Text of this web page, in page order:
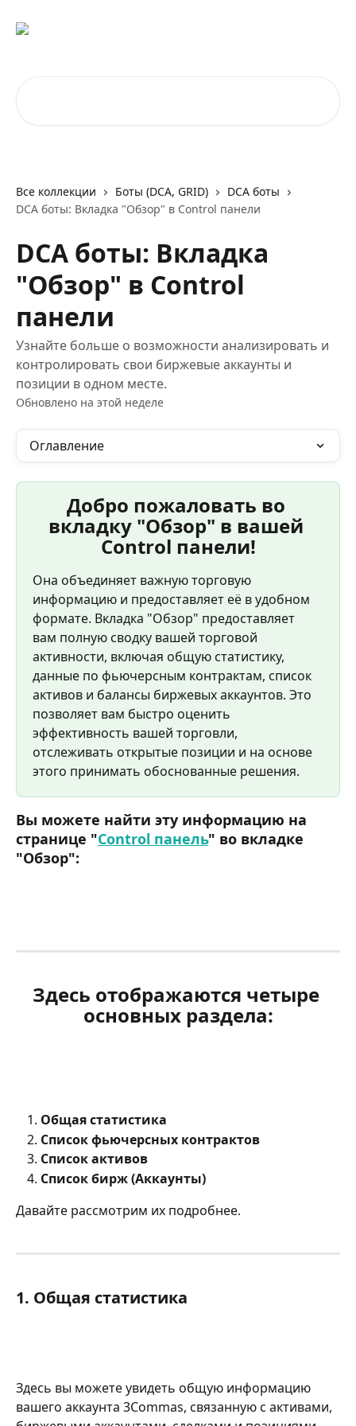
Все коллекции Боты (DCA, GRID)
DCA боты
DCA боты: Вкладка "Обзор" в Control панели
DCA боты: Вкладка
"Обзор" в Control
панели
Узнайте больше о возможности анализировать и
контролировать свои биржевые аккаунты и
позиции в одном месте.
Обновлено на этой неделе
Оглавление
Добро пожаловать во
вкладку "Обзор" в вашей
Control панели!
Она объединяет важную торговую
информацию и предоставляет её в удобном
формате. Вкладка "Обзор" предоставляет
вам полную сводку вашей торговой
активности, включая общую статистику,
данные по фьючерсным контрактам, список
активов и балансы биржевых аккаунтов. Это
позволяет вам быстро оценить
эффективность вашей торговли,
отслеживать открытые позиции и на основе
этого принимать обоснованные решения.
Вы можете найти эту информацию на
странице "Control панель" во вкладке
"Обзор":
Здесь отображаются четыре
основных раздела:
Общая статистика
Список фьючерсных контрактов
Список активов
Список бирж (Аккаунты)
Давайте рассмотрим их подробнее.
1. Общая статистика
Здесь вы можете увидеть общую информацию
вашего аккаунта 3Commas, связанную с активами,